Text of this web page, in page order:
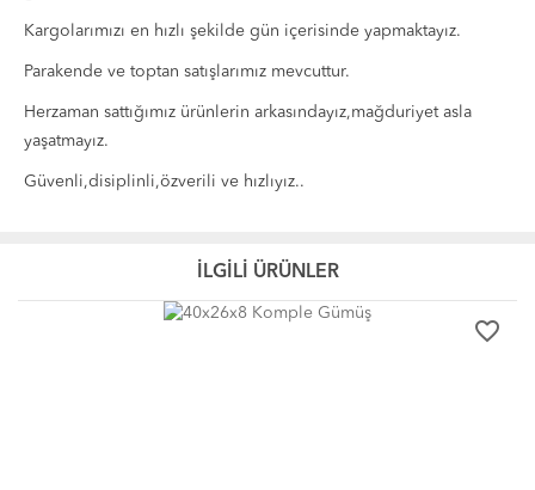
Kargolarımızı en hızlı şekilde gün içerisinde yapmaktayız.
Parakende ve toptan satışlarımız mevcuttur.
Herzaman sattığımız ürünlerin arkasındayız,mağduriyet asla
yaşatmayız.
Güvenli,disiplinli,özverili ve hızlıyız..
İLGİLİ ÜRÜNLER
favorite_border